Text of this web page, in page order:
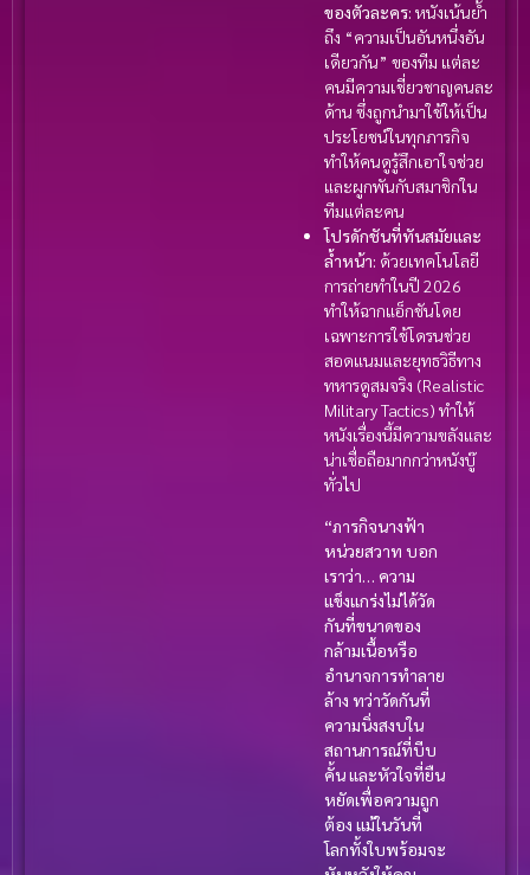
ของตัวละคร: หนังเน้นย้ำ
ถึง “ความเป็นอันหนึ่งอัน
เดียวกัน” ของทีม แต่ละ
คนมีความเชี่ยวชาญคนละ
ด้าน ซึ่งถูกนำมาใช้ให้เป็น
ประโยชน์ในทุกภารกิจ
ทำให้คนดูรู้สึกเอาใจช่วย
และผูกพันกับสมาชิกใน
ทีมแต่ละคน
โปรดักชันที่ทันสมัยและ
ล้ำหน้า: ด้วยเทคโนโลยี
การถ่ายทำในปี 2026
ทำให้ฉากแอ็กชันโดย
เฉพาะการใช้โดรนช่วย
สอดแนมและยุทธวิธีทาง
ทหารดูสมจริง (Realistic
Military Tactics) ทำให้
หนังเรื่องนี้มีความขลังและ
น่าเชื่อถือมากกว่าหนังบู๊
ทั่วไป
“ภารกิจนางฟ้า
หน่วยสวาท บอก
เราว่า… ความ
แข็งแกร่งไม่ได้วัด
กันที่ขนาดของ
กล้ามเนื้อหรือ
อำนาจการทำลาย
ล้าง ทว่าวัดกันที่
ความนิ่งสงบใน
สถานการณ์ที่บีบ
คั้น และหัวใจที่ยืน
หยัดเพื่อความถูก
ต้อง แม้ในวันที่
โลกทั้งใบพร้อมจะ